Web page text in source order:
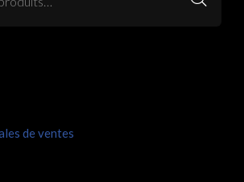
de ventes